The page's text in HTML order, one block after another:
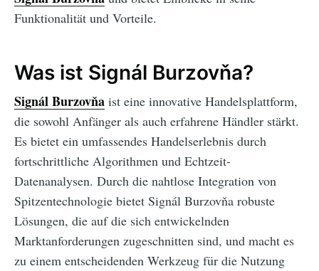
Funktionalität und Vorteile.
Was ist Signál Burzovňa?
Signál Burzovňa ist eine innovative Handelsplattform,
die sowohl Anfänger als auch erfahrene Händler stärkt.
Es bietet ein umfassendes Handelserlebnis durch
fortschrittliche Algorithmen und Echtzeit-
Datenanalysen. Durch die nahtlose Integration von
Spitzentechnologie bietet Signál Burzovňa robuste
Lösungen, die auf die sich entwickelnden
Marktanforderungen zugeschnitten sind, und macht es
zu einem entscheidenden Werkzeug für die Nutzung